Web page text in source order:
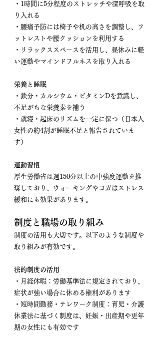
・1時間に5分程度のストレッチや深呼吸を取
り入れる
・腰痛予防には椅子や机の高さを調整し、フ
ットレストや腰クッションを利用する
・リラックススペースを活用し、昼休みに軽
い運動やマインドフルネスを取り入れる
栄養と睡眠
・鉄分・カルシウム・ビタミンDを意識し、
不足がちな栄養素を補う
・就寝・起床のリズムを一定に保つ（日本人
女性の約4割が睡眠不足と報告されていま
す）
運動習慣
厚生労働省は週150分以上の中強度運動を推
奨しており、ウォーキングやヨガはストレス
緩和にも効果があります。
制度と職場の取り組み
制度の活用も大切です。以下のような制度や
取り組みが有効です。
法的制度の活用
・月経休暇：労働基準法に規定されており、
症状が強い場合に休める権利があります
・短時間勤務・テレワーク制度：育児・介護
休業法に基づく制度は、妊娠・出産期や更年
期の女性にも有効です